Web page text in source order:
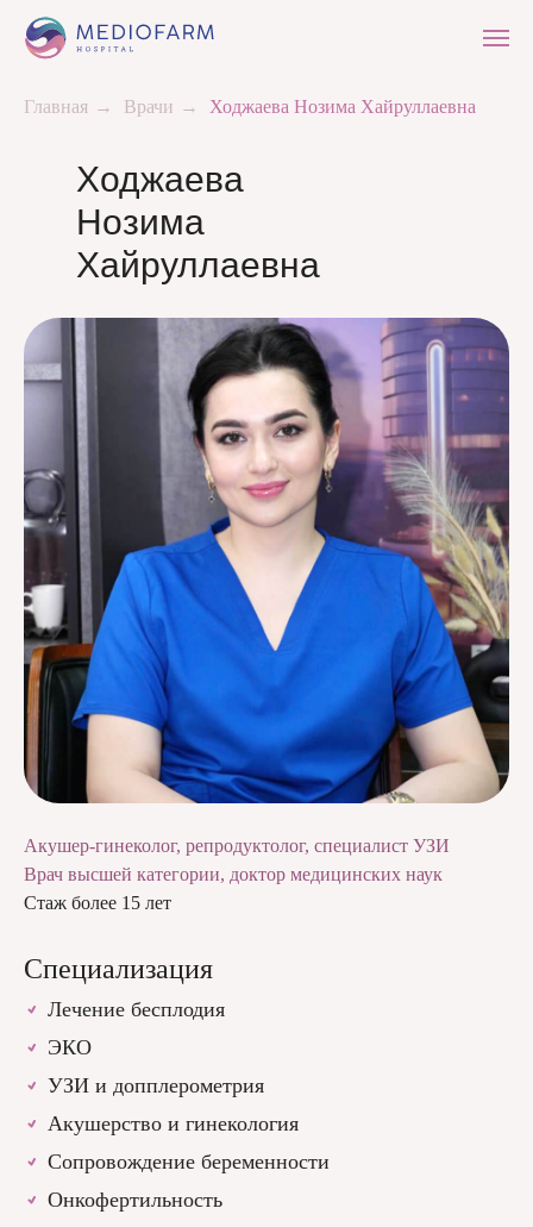
Главная → Врачи → Ходжаева Нозима Хайруллаевна
Ходжаева
Нозима
Хайруллаевна
Акушер-гинеколог, репродуктолог, специалист УЗИ
Врач высшей категории, доктор медицинских наук
Стаж более 15 лет
Специализация
Лечение бесплодия
ЭКО
УЗИ и допплерометрия
Акушерство и гинекология
Сопровождение беременности
Онкофертильность